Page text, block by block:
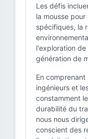
Les défis
la mousse
spécifiques, la
l'exploration
génération de
En
ingénieurs et
constamment
durabilité du
nous nous
conscient des